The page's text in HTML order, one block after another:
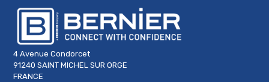
4 Avenue Condorcet
91240 SAINT MICHEL SUR ORGE
FRANCE